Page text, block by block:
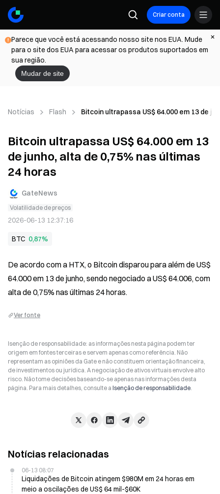
Criar conta
Parece que você está acessando nosso site nos EUA. Mude
para o site dos EUA para acessar os produtos suportados em
sua região.
Mudar de site
Notícias Flash Bitcoin ultrapassa US$ 64.000 em 13 de
Bitcoin ultrapassa US$ 64.000 em 13
de junho, alta de 0,75% nas últimas
24 horas
GateNews
Volatilidade de preços
2026-06-13 12:37:16
BTC 0,87%
De acordo com a HTX, o Bitcoin disparou para além de US$
64.000 em 13 de junho, sendo negociado a US$ 64.006, com
alta de 0,75% nas últimas 24 horas.
Ver fonte
Isenção de responsabilidade: as informações nesta página podem ter
origem em fontes terceiras e servem apenas como referência. Não
representam as opiniões da Gate e não constituem orientação financeira,
de investimentos ou jurídica. A negociação de ativos virtuais envolve alto
risco. Não tome decisões baseando-se apenas nas informações desta
página. Para mais detalhes, consulte a Isenção de responsabilidade.
Notícias relacionadas
06-13 08:07
Liquidações de Bitcoin atingem $980M em 24 horas em
meio a oscilações de US$ 64 mil-$60K